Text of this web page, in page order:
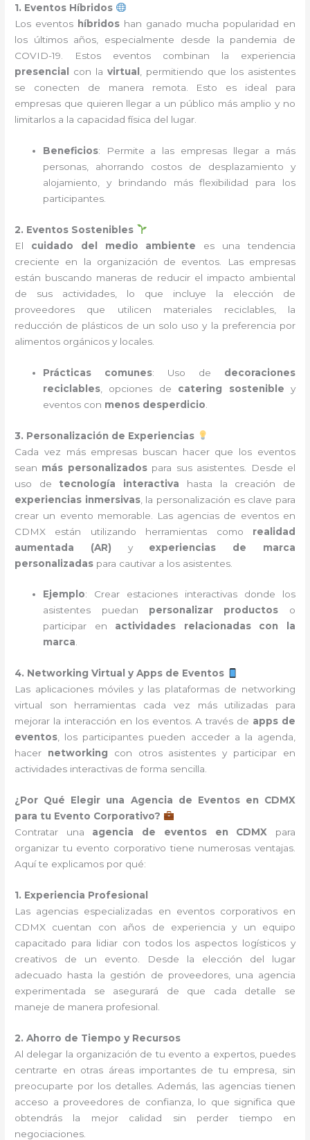
1. Eventos Híbridos
Los eventos híbridos han ganado mucha popularidad en
los últimos años, especialmente desde la pandemia de
COVID-19. Estos eventos combinan la experiencia
presencial
con lavirtual
, permitiendo que los asistentes
se conecten de manera remota. Esto es ideal para
empresas que quieren llegar a un público más amplio y no
limitarlos a la capacidad física del lugar.
Beneficios: Permite a las empresas llegar a más
personas, ahorrando costos de desplazamiento y
alojamiento, y brindando más flexibilidad para los
participantes.
2. Eventos Sostenibles
El cuidado del medio ambiente es una tendencia
creciente en la organización de eventos. Las empresas
están buscando maneras de reducir el impacto ambiental
de sus actividades, lo que incluye la elección de
proveedores que utilicen materiales reciclables, la
reducción de plásticos de un solo uso y la preferencia por
alimentos orgánicos y locales.
Prácticas comunes: Uso de decoraciones
reciclables , opciones de catering sostenible y
eventos con menos desperdicio
3. Personalización de Experiencias
Cada vez más empresas buscan hacer que los eventos
sean más personalizadospara sus asistentes. Desde el
uso de tecnología interactiva hasta la creación de
experiencias inmersivas, la personalización es clave para
crear un evento memorable. Las agencias de eventos en
CDMX están utilizando herramientas como realidad
aumentada (AR) y experiencias de marca
personalizadas para cautivar a los asistentes.
Ejemplo: Crear estaciones interactivas donde los
asistentes puedan personalizar productos o
participar en actividades relacionadas con la
marca.
4. Networking Virtual y Apps de Eventos
Las aplicaciones móviles y las plataformas de networking
virtual son herramientas cada vez más utilizadas para
mejorar la interacción en los eventos. A través de apps de
eventos, los participantes pueden acceder a la agenda,
hacer networking con otros asistentes y participar en
actividades interactivas de forma sencilla.
¿Por Qué Elegir una Agencia de Eventos en CDMX
para tu Evento Corporativo?
Contratar una agencia de eventos en CDMX para
organizar tu evento corporativo tiene numerosas ventajas.
Aquí te explicamos por qué:
1. Experiencia Profesional
Las agencias especializadas en eventos corporativos en
CDMX cuentan con años de experiencia y un equipo
capacitado para lidiar con todos los aspectos logísticos y
creativos de un evento. Desde la elección del lugar
adecuado hasta la gestión de proveedores, una agencia
experimentada se asegurará de que cada detalle se
maneje de manera profesional.
2. Ahorro de Tiempo y Recursos
Al delegar la organización de tu evento a expertos, puedes
centrarte en otras áreas importantes de tu empresa, sin
preocuparte por los detalles. Además, las agencias tienen
acceso a proveedores de confianza, lo que significa que
obtendrás la mejor calidad sin perder tiempo en
negociaciones.